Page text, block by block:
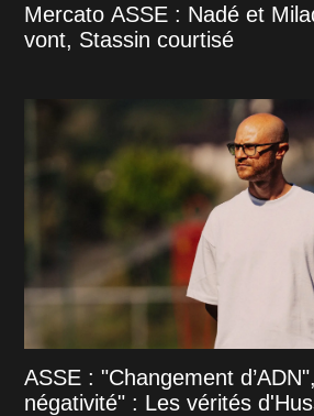
Mercato ASSE : Nadé et
vont, Stassin courtisé
ASSE : "Changement
négativité" : Les vérités